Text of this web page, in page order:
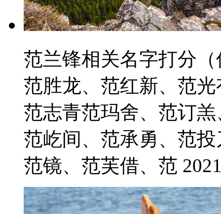
范兰锋相关名字打分
范胜龙、范红新、范
范志青范玛舍、范订
范屹间、范承勇、范
范镜、范芙借、范